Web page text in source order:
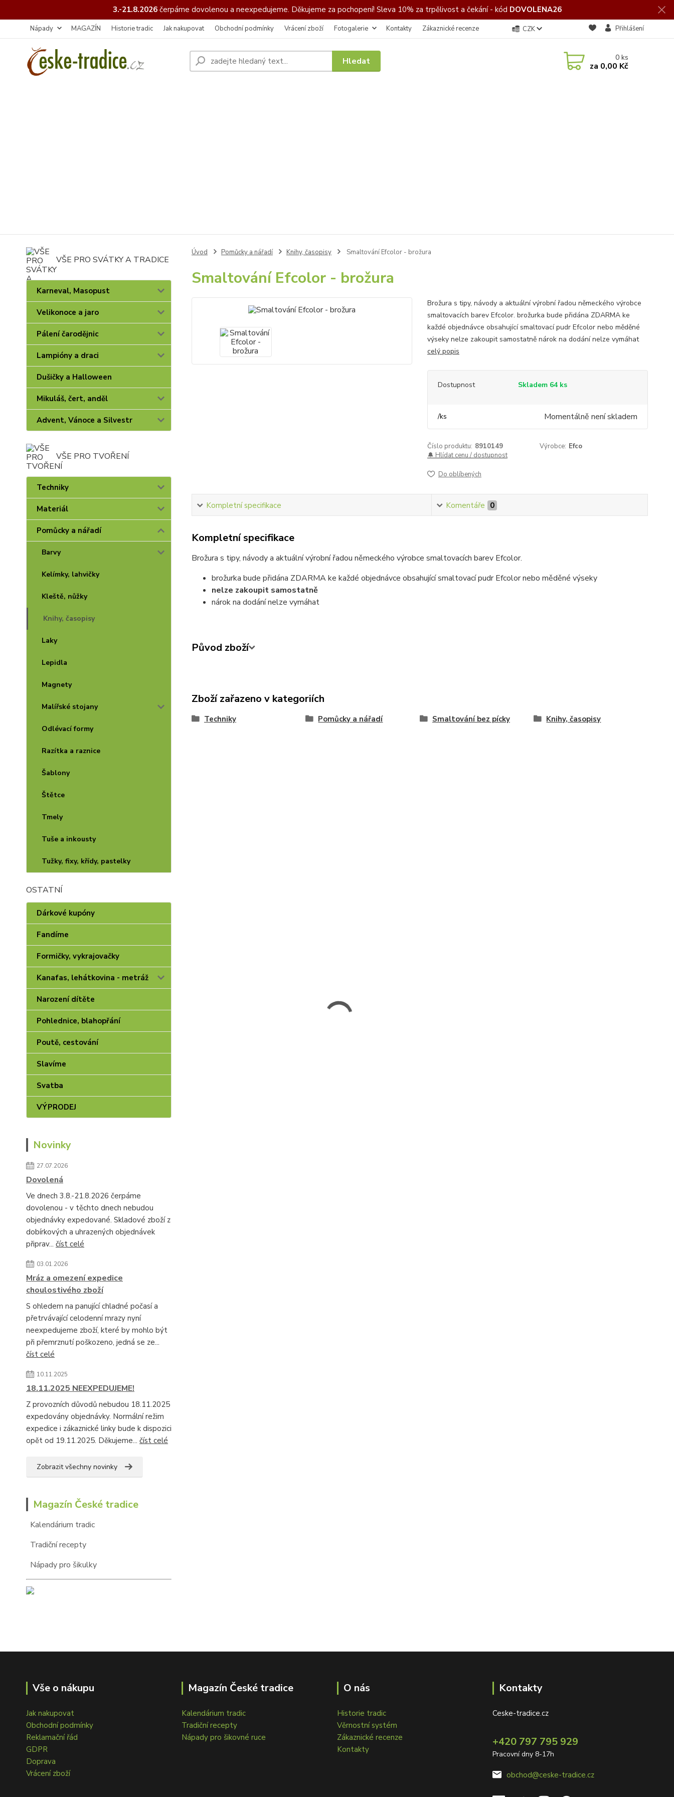
3.-21.8.2026čerpáme dovolenou a neexpedujeme. Děkujeme za pochopení! Sleva 10% za trpělivost a čekání - kód DOVOLENA26
Nápady MAGAZÍN Historie tradic Jak nakupovat Obchodní podmínky Vrácení zboží Fotogalerie Kontakty Zákaznické recenze CZK Přihlášení
Hledat 0ks
za 0,00 Kč
VŠE PRO SVÁTKY A TRADICE
Karneval, Masopust
Velikonoce a jaro
Pálení čarodějnic
Lampióny a draci
Dušičky a Halloween
Mikuláš, čert, anděl
Advent, Vánoce a Silvestr
VŠE PRO TVOŘENÍ
Techniky
Materiál
Pomůcky a nářadí
Barvy
Kelímky, lahvičky
Kleště, nůžky
Knihy, časopisy
Laky
Lepidla
Magnety
Malířské stojany
Odlévací formy
Razítka a raznice
Šablony
Štětce
Tmely
Tuše a inkousty
Tužky, fixy, křídy, pastelky
OSTATNÍ
Dárkové kupóny
Fandíme
Formičky, vykrajovačky
Kanafas, lehátkovina - metráž
Narození dítěte
Pohlednice, blahopřání
Poutě, cestování
Slavíme
Svatba
VÝPRODEJ
Novinky
27.07.2026
Dovolená
Ve dnech 3.8.-21.8.2026 čerpáme
dovolenou - v těchto dnech nebudou
objednávky expedované. Skladové zboží z
dobírkových a uhrazených objednávek
připrav... číst celé
03.01.2026
Mráz a omezení expedice
choulostivého zboží
S ohledem na panující chladné počasí a
přetrvávající celodenní mrazy nyní
neexpedujeme zboží, které by mohlo být
při přemrznutí poškozeno, jedná se ze...
číst celé
10.11.2025
18.11.2025 NEEXPEDUJEME!
Z provozních důvodů nebudou 18.11.2025
expedovány objednávky. Normální režim
expedice i zákaznické linky bude k dispozici
opět od 19.11.2025. Děkujeme... číst celé
Zobrazit všechny novinky
Magazín České tradice
Kalendárium tradic
Tradiční recepty
Nápady pro šikulky
Úvod Pomůcky a nářadí Knihy, časopisy Smaltování Efcolor - brožura
Smaltování Efcolor - brožura
Brožura s tipy, návody a aktuální výrobní řadou německého výrobce
smaltovacích barev Efcolor. brožurka bude přidána ZDARMA ke
každé objednávce obsahující smaltovací pudr Efcolor nebo měděné
výseky nelze zakoupit samostatně nárok na dodání nelze vymáhat
celý popis
Dostupnost Skladem 64 ks
/ks Momentálně není skladem
Číslo produktu: 8910149 Výrobce: Efco
🔔 Hlídat cenu / dostupnost
Do oblíbených
Kompletní specifikace Komentáře 0
Kompletní specifikace
Brožura s tipy, návody a aktuální výrobní řadou německého výrobce smaltovacích barev Efcolor.
brožurka bude přidána ZDARMA ke každé objednávce obsahující smaltovací pudr Efcolor nebo měděné výseky
nelze zakoupit samostatně
nárok na dodání nelze vymáhat
Původ zboží
Zboží zařazeno v kategoriích
Techniky Pomůcky a nářadí Smaltování bez pícky Knihy, časopisy
Vše o nákupu
Jak nakupovat
Obchodní podmínky
Reklamační řád
GDPR
Doprava
Vrácení zboží
Magazín České tradice
Kalendárium tradic
Tradiční recepty
Nápady pro šikovné ruce
O nás
Historie tradic
Věrnostní systém
Zákaznické recenze
Kontakty
Kontakty
Ceske-tradice.cz
+420 797 795 929
Pracovní dny 8-17h
obchod@ceske-tradice.cz